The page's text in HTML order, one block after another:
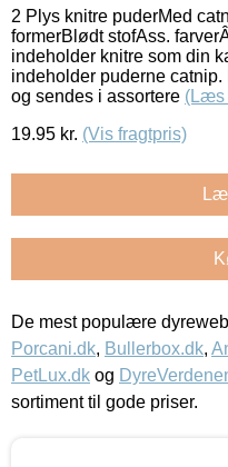
2 Plys knitre puderMed
formerBlødt stofAss.
indeholder knitre som din
indeholder puderne
og sendes i assortere (Læs
19.95 kr. (Vis fragtpris)
De mest populære
Porcani.dk, Bullerbox.dk,
PetLux.dk og
sortiment til gode priser.